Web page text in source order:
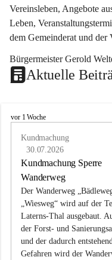
Vereinsleben, Angebote
Leben,
dem Gemeinderat und der
Bürgermeister Gerold
Aktuelle
L
vor 1 Woche
Kundmachung
30.07.2026
Kundmachung Sperre
Wanderweg
Der Wanderweg
„Wiesweg“ wird auf der
Laterns-Thal ausgebaut.
der Forst- und
und der dadurch
Gefahren wird der